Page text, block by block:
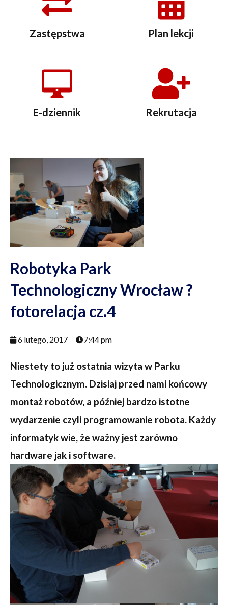
Zastępstwa Plan lekcji
E-dziennik Rekrutacja
Robotyka Park
Technologiczny Wrocław ?
fotorelacja cz.4
6 lutego, 2017 7:44 pm
Niestety to już ostatnia wizyta w Parku
Technologicznym. Dzisiaj przed nami końcowy
montaż robotów, a później bardzo istotne
wydarzenie czyli programowanie robota. Każdy
informatyk wie, że ważny jest zarówno
hardware jak i software.